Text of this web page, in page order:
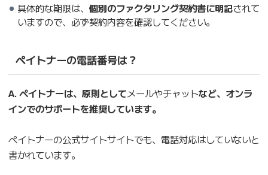
具体的な期限は、個別のファクタリング契約書に明記されて
いますので、必ず契約内容を確認してください。
ペイトナーの電話番号は？
A. ペイトナーは、原則としてメールやチャットなど、オンラ
インでのサポートを推奨しています。
ペイトナーの公式サイトサイトでも、電話対応はしていないと
書かれています。